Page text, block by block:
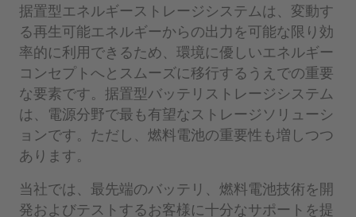
据置型エネルギーストレージシステムは、変動す
る再生可能エネルギーからの出力を可能な限り効
率的に利用できるため、環境に優しいエネルギー
コンセプトへとスムーズに移行するうえでの重要
な要素です。据置型バッテリストレージシステム
は、電源分野で最も有望なストレージソリューシ
ョンです。ただし、燃料電池の重要性も増しつつ
あります。
当社では、最先端のバッテリ、燃料電池技術を開
発およびテストするお客様に十分なサポートを提